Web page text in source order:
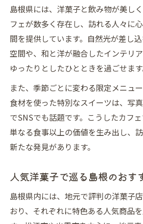
島根県には、洋菓子と飲み物が美し
フェが数多く存在し、訪れる人々に
間を提供しています。自然光が差し
空間や、和と洋が融合したインテリア
ゆったりとしたひとときを過ごせます
また、季節ごとに変わる限定メニュ
食材を使った特別なスイーツは、写
でSNSでも話題です。こうしたカフェ
単なる食事以上の価値を生み出し、
新たな発見があります。
人気洋菓子で巡る島根のおす
島根県内には、地元で評判の洋菓子
おり、それぞれに特色ある人気商品